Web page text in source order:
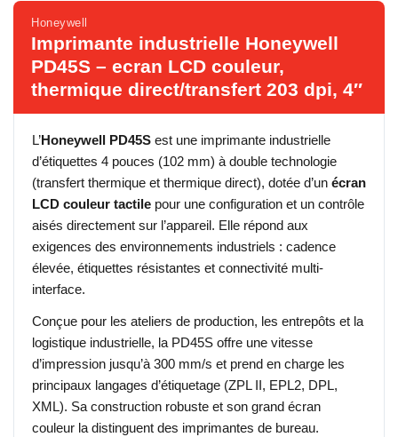
Honeywell
Imprimante industrielle Honeywell
PD45S – ecran LCD couleur,
thermique direct/transfert 203 dpi, 4″
L’Honeywell PD45S est une imprimante industrielle
d’étiquettes 4 pouces (102 mm) à double technologie
(transfert thermique et thermique direct), dotée d’un écran
LCD couleur tactile pour une configuration et un contrôle
aisés directement sur l’appareil. Elle répond aux
exigences des environnements industriels : cadence
élevée, étiquettes résistantes et connectivité multi-
interface.
Conçue pour les ateliers de production, les entrepôts et la
logistique industrielle, la PD45S offre une vitesse
d’impression jusqu’à 300 mm/s et prend en charge les
principaux langages d’étiquetage (ZPL II, EPL2, DPL,
XML). Sa construction robuste et son grand écran
couleur la distinguent des imprimantes de bureau.